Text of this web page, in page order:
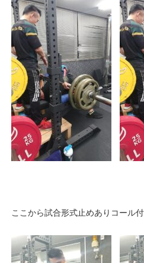
ここから試合形式止めありコール